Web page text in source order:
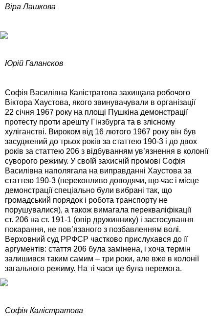
Віра Лашкова
Юрій Галансков
Софія Василівна Калістратова захищала робочого
Віктора Хаустова, якого звинувачували в організації
22 січня 1967 року на площі Пушкіна демонстрації
протесту проти арешту Гінзбурга та в злісному
хуліганстві. Вироком від 16 лютого 1967 року він був
засуджений до трьох років за статтею 190-3 і до двох
років за статтею 206 з відбуванням ув’язнення в колонії
суворого режиму. У своїй захисній промові Софія
Василівна наполягала на виправданні Хаустова за
статтею 190-3 (переконливо доводячи, що час і місце
демонстрації спеціально були вибрані так, що
громадський порядок і робота транспорту не
порушувалися), а також вимагала перекваліфікації
ст. 206 на ст. 191-1 (опір дружиннику) і застосування
покарання, не пов’язаного з позбавленням волі.
Верховний суд РРФСР частково прислухався до її
аргументів: стаття 206 була замінена, і хоча термін
залишився таким самим – три роки, але вже в колонії
загального режиму. На ті часи це була перемога.
Софія Калістратова